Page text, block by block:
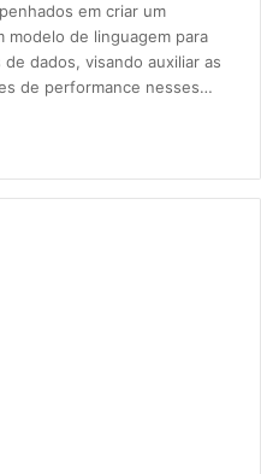
em criar um
modelo de linguagem para
dados, visando auxiliar as
de performance nesses…